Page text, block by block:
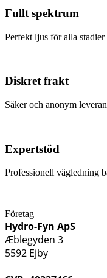
Fullt spektrum
Perfekt ljus för alla
Diskret frakt
Säker och anonym
Expertstöd
Professionell vägledning
Företag
Hydro-Fyn ApS
Æblegyden 3
5592 Ejby